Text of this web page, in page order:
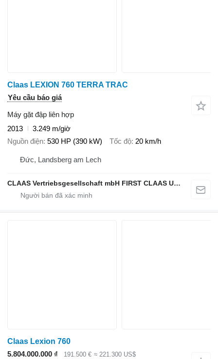
Claas LEXION 760 TERRA TRAC
Yêu cầu báo giá
Máy gặt đập liên hợp
2013
3.249 m/giờ
Nguồn điện 530 HP (390 kW) Tốc độ 20 km/h
Đức, Landsberg am Lech
CLAAS Vertriebsgesellschaft mbH FIRST CLAAS USED Center
Claas Lexion 760
5.804.000.000 ₫
191.500 € ≈ 221.300 US$